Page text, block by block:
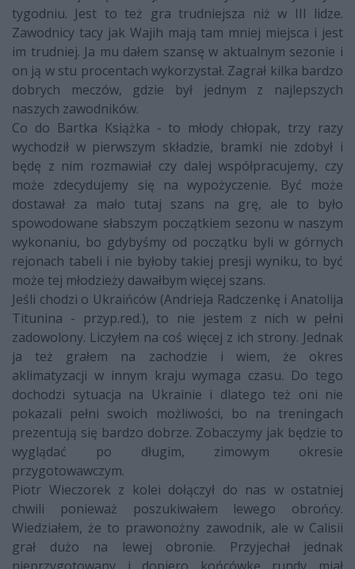
tygodniu. Jest to też gra trudniejsza niż w III lidze.
Zawodnicy tacy jak Wajih mają tam mniej miejsca i jest
im trudniej. Ja mu dałem szansę w aktualnym sezonie i
on ją w stu procentach wykorzystał. Zagrał kilka bardzo
dobrych meczów, gdzie był jednym z najlepszych
naszych zawodników.
Co do Bartka Książka - to młody chłopak, trzy razy
wychodził w pierwszym składzie, bramki nie zdobył i
będę z nim rozmawiał czy dalej współpracujemy, czy
może zdecydujemy się na wypożyczenie. Być może
dostawał za mało tutaj szans na grę, ale to było
spowodowane słabszym początkiem sezonu w naszym
wykonaniu, bo gdybyśmy od początku byli w górnych
rejonach tabeli i nie byłoby takiej presji wyniku, to być
może tej młodzieży dawałbym więcej szans.
Jeśli chodzi o Ukraińców (Andrieja Radczenkę i Anatolija
Titunina - przyp.red.), to nie jestem z nich w pełni
zadowolony. Liczyłem na coś więcej z ich strony. Jednak
ja też grałem na zachodzie i wiem, że okres
aklimatyzacji w innym kraju wymaga czasu. Do tego
dochodzi sytuacja na Ukrainie i dlatego też oni nie
pokazali pełni swoich możliwości, bo na treningach
prezentują się bardzo dobrze. Zobaczymy jak będzie to
wyglądać po długim, zimowym okresie
przygotowawczym.
Piotr Wieczorek z kolei dołączył do nas w ostatniej
chwili ponieważ poszukiwałem lewego obrońcy.
Wiedziałem, że to prawonożny zawodnik, ale w Calisii
grał dużo na lewej obronie. Przyjechał jednak